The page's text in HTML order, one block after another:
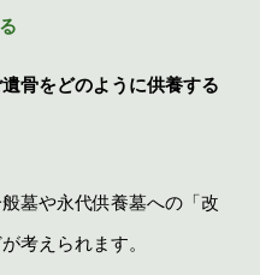
骨をどのように供養する
墓や永代供養墓への「改
考えられます。